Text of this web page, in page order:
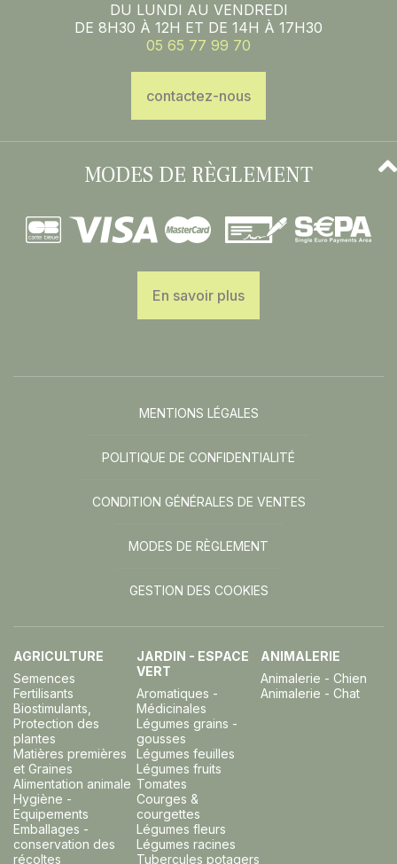
DU LUNDI AU VENDREDI
DE 8H30 À 12H ET DE 14H À 17H30
05 65 77 99 70
contactez-nous
MODES DE RÈGLEMENT
En savoir plus
MENTIONS LÉGALES
POLITIQUE DE CONFIDENTIALITÉ
CONDITION GÉNÉRALES DE VENTES
MODES DE RÈGLEMENT
GESTION DES COOKIES
AGRICULTURE
Semences
Fertilisants
Biostimulants,
Protection des
plantes
Matières premières
et Graines
Alimentation animale
Hygiène -
Equipements
Emballages -
conservation des
récoltes
JARDIN - ESPACE
VERT
Aromatiques -
Médicinales
Légumes grains -
gousses
Légumes feuilles
Légumes fruits
Tomates
Courges &
courgettes
Légumes fleurs
Légumes racines
Tubercules potagers
ANIMALERIE
Animalerie - Chien
Animalerie - Chat